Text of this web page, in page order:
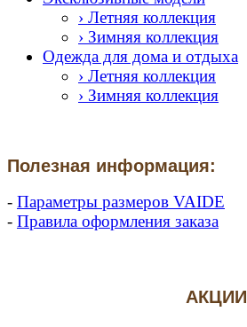
› Летняя коллекция
› Зимняя коллекция
Одежда для дома и отдыха
› Летняя коллекция
› Зимняя коллекция
Полезная информация:
- Параметры размеров VAIDE
- Правила оформления заказа
АКЦИИ